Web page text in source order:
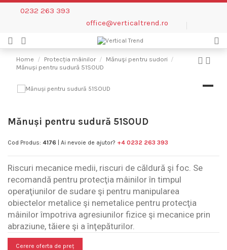
0232 263 393
office@verticaltrend.ro
Home Protecția mâinilor
Mănuşi pentru sudori
Mănuși pentru sudură 51SOUD
Mănuși pentru sudură 51SOUD
Cod Produs: 4176 | Ai nevoie de ajutor? +4 0232 263 393
Riscuri mecanice medii, riscuri de căldură şi foc. Se
recomandă pentru protecţia mâinilor în timpul
operaţiunilor de sudare şi pentru manipularea
obiectelor metalice şi nemetalice pentru protecţia
mâinilor împotriva agresiunilor fizice şi mecanice prin
abraziune, tăiere şi a înţepăturilor.
Cerere oferta de preț